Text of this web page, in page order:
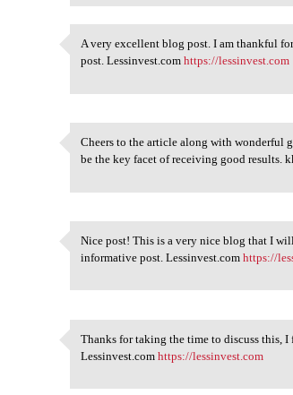
A very excellent blog post. I
A very excellent blog post. I am thankful
post. Lessinvest.comhttps://lessinvest.com
Cheers to the article along
Cheers to the article along with wonderful
be the key facet of receiving good results.
Nice post! This is a very
Nice post! This is a very nice blog that I
informative post. Lessinvest.comhttps://
Thanks for taking the time to
Thanks for taking the time to discuss this,
Lessinvest.comhttps://lessinvest.com